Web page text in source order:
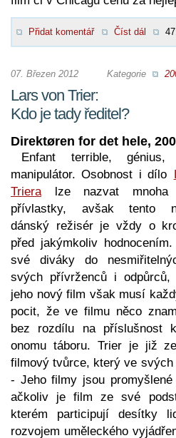
Přidat komentář Číst dál
Kategorie
07. Březen 2012
Lars von Trier:
Kdo je tady ředitel?
Direktøren for det hele,
Enfant terrible,
manipulátor. Osobnost i dílo
Triera lze nazvat
přívlastky, avšak tento
dánský režisér je vždy o
před jakýmkoliv
své diváky do
svých přívrženců i odpůrců,
jeho nový film však musí
pocit, že ve filmu něco
bez rozdílu na příslušnost
onomu táboru. Trier je již
filmový tvůrce, který ve svých
- Jeho filmy jsou
ačkoliv je film ze své
kterém participují desítky
rozvojem uměleckého